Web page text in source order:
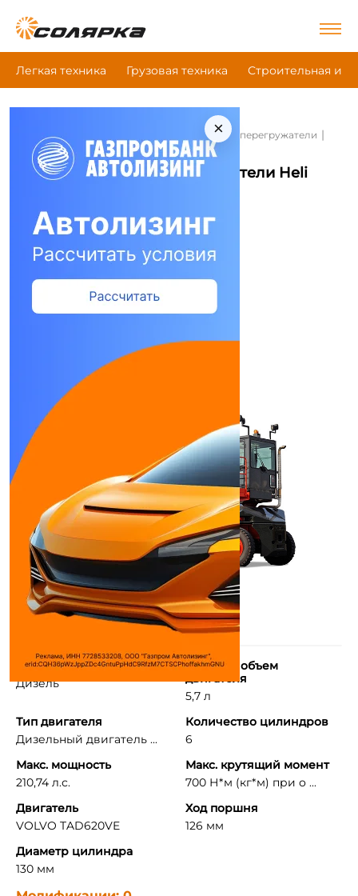
Легкая техника Грузовая техника Строительная и
×
Главная Контейнерные перегружатели |
Heli Cpcd180Ec5
Контейнерные перегружатели Heli
Сравнить
Используемое топливо
Дизель
Рабочий объем
двигателя
5,7 л
Тип двигателя
Дизельный двигатель ...
Количество цилиндров
6
Макс. мощность
210,74 л.с.
Макс. крутящий момент
700 Н*м (кг*м) при о ...
Двигатель
VOLVO TAD620VE
Ход поршня
126 мм
Диаметр цилиндра
130 мм